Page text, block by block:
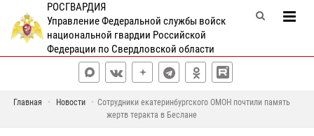
РОСГВАРДИЯ
Управление Федеральной службы войск
национальной гвардии Российской
Федерации по Свердловской области
Главная Новости
Сотрудники екатеринбургского ОМОН почтили память
жертв теракта в Беслане